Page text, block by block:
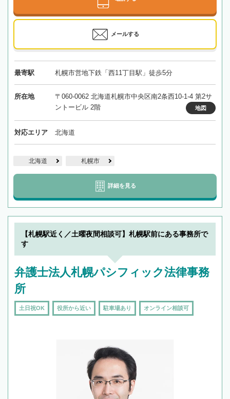
メールする
最寄駅 札幌市営地下鉄「西11丁目駅」徒歩5分
所在地
〒060-0062 北海道札幌市中央区南2条西10-1-4 第2サ
ントービル 2階
地図
対応エリア 北海道
北海道 札幌市
詳細を見る
【札幌駅近く／土曜夜間相談可】札幌駅前にある事務所で
す
弁護士法人札幌パシフィック法律事務
所
土日祝OK 役所から近い 駐車場あり オンライン相談可